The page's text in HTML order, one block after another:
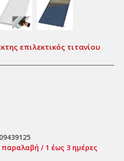
επιλεκτικός τιτανίου
/ 1 έως 3 ημέρες